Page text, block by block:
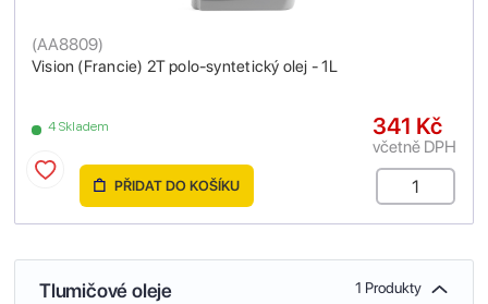
Vision (Francie) 2T polo-syntetický olej - 1L
(AA8809)
4 Skladem 341 Kč
včetně DPH
PŘIDAT DO KOŠÍKU
Tlumičové oleje 1 Produkty